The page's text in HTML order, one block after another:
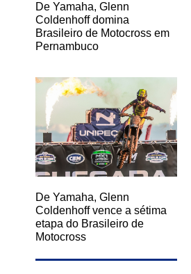
De Yamaha, Glenn
Coldenhoff domina
Brasileiro de Motocross em
Pernambuco
De Yamaha, Glenn
Coldenhoff vence a sétima
etapa do Brasileiro de
Motocross